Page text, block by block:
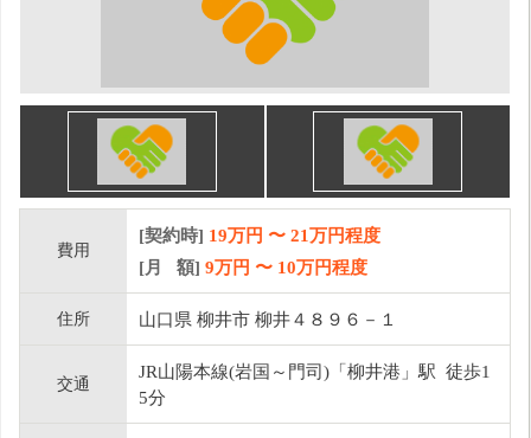
費用
[契約時] 19万円 〜 21万円程度
[月 額] 9万円 〜 10万円程度
住所 山口県 柳井市 柳井４８９６－１
交通
JR山陽本線(岩国～門司)「柳井港」駅 徒歩1
5分